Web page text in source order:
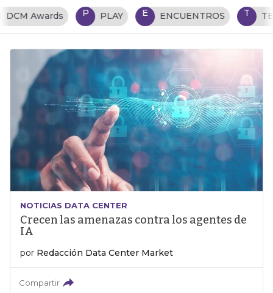
P PLAY E ENCUENTROS T TENDENCIAS TI
NOTICIAS DATA CENTER
Crecen las amenazas contra los agentes de
IA
por Redacción Data Center Market
Compartir